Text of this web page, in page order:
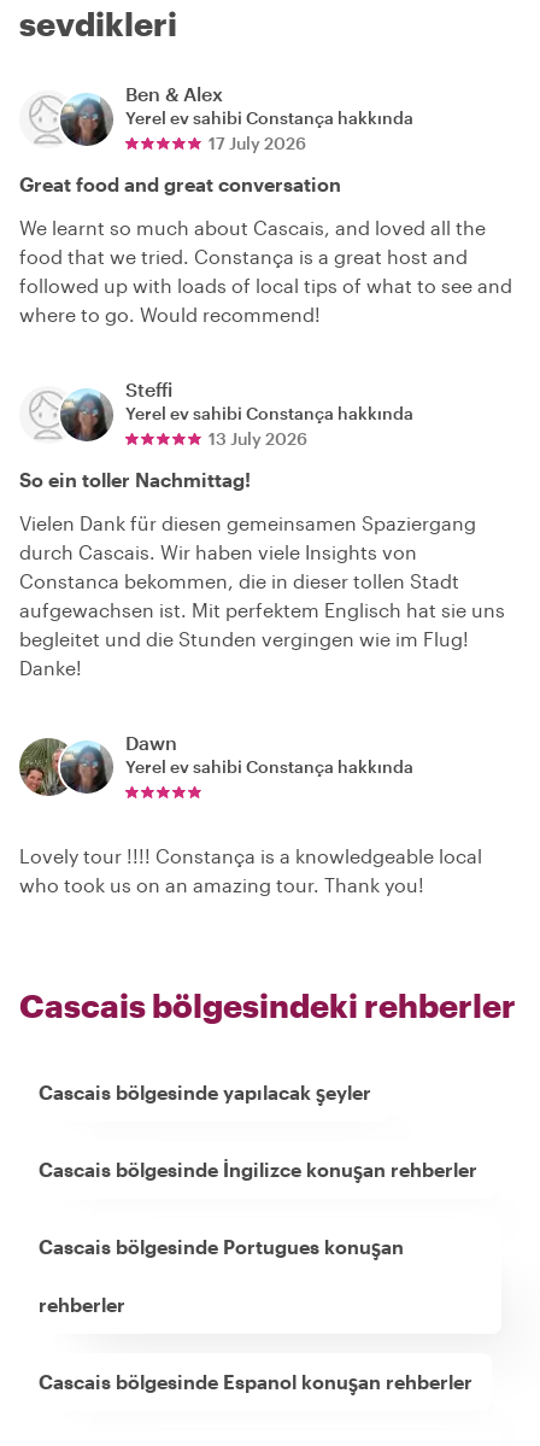
sevdikleri
Ben & Alex
Yerel ev sahibi Constança hakkında
17 July 2026
Great food and great conversation
We learnt so much about Cascais, and loved all the
food that we tried. Constança is a great host and
followed up with loads of local tips of what to see and
where to go. Would recommend!
Steffi
Yerel ev sahibi Constança hakkında
13 July 2026
So ein toller Nachmittag!
Vielen Dank für diesen gemeinsamen Spaziergang
durch Cascais. Wir haben viele Insights von
Constanca bekommen, die in dieser tollen Stadt
aufgewachsen ist. Mit perfektem Englisch hat sie uns
begleitet und die Stunden vergingen wie im Flug!
Danke!
Dawn
Yerel ev sahibi Constança hakkında
Lovely tour !!!! Constança is a knowledgeable local
who took us on an amazing tour. Thank you!
Cascais bölgesindeki rehberler
Cascais bölgesinde yapılacak şeyler
Cascais bölgesinde İngilizce konuşan rehberler
Cascais bölgesinde Portugues konuşan
rehberler
Cascais bölgesinde Espanol konuşan rehberler